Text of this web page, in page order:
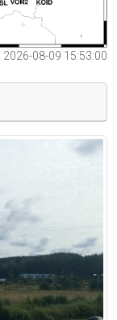
08-09 15:53:00